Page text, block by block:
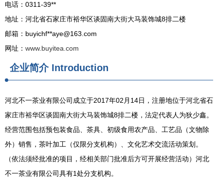
电话：0311-39**
地址：河北省石家庄市裕华区谈固南大街大马装饰城8排二楼
邮箱：buyichf**aye@163.com
网址： www.buyitea.com
企业简介Introduction
河北不一茶业有限公司成立于2017年02月14日，注册地位于河北省石
家庄市裕华区谈固南大街大马装饰城8排二楼，法定代表人为狄少鑫。
经营范围包括预包装食品、茶具、初级食用农产品、工艺品（文物除
外）销售，茶叶加工（仅限分支机构）、文化艺术交流活动策划。
（依法须经批准的项目，经相关部门批准后方可开展经营活动）河北
不一茶业有限公司具有1处分支机构。